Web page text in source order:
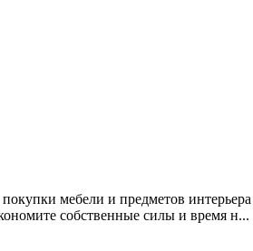
мебели и предметов
собственные силы и время н...